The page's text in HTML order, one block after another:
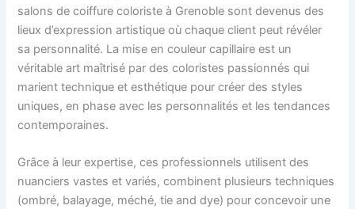
salons de coiffure coloriste à Grenoble sont devenus des
lieux d’expression artistique où chaque client peut révéler
sa personnalité. La mise en couleur capillaire est un
véritable art maîtrisé par des coloristes passionnés qui
marient technique et esthétique pour créer des styles
uniques, en phase avec les personnalités et les tendances
contemporaines.
Grâce à leur expertise, ces professionnels utilisent des
nuanciers vastes et variés, combinent plusieurs techniques
(ombré, balayage, méché, tie and dye) pour concevoir une